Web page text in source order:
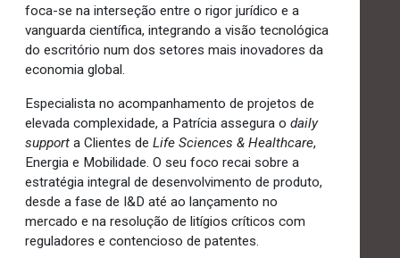
foca-se na interseção entre o rigor jurídico e a
vanguarda científica, integrando a visão tecnológica
do escritório num dos setores mais inovadores da
economia global.
Especialista no acompanhamento de projetos de
elevada complexidade, a Patrícia assegura o daily
supporta Clientes de Life Sciences & Healthcare,
Energia e Mobilidade. O seu foco recai sobre a
estratégia integral de desenvolvimento de produto,
desde a fase de I&D até ao lançamento no
mercado e na resolução de litígios críticos com
reguladores e contencioso de patentes.